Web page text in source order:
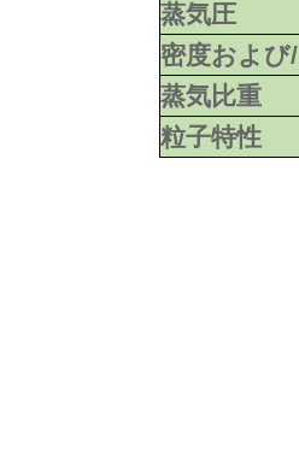
蒸気圧
密度および
蒸気比重
粒子特性